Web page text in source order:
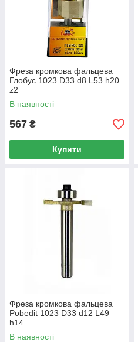
Фреза кромкова фальцева
Глобус 1023 D33 d8 L53 h20
z2
В наявності
567 ₴
Купити
Фреза кромкова фальцева
Pobedit 1023 D33 d12 L49
h14
В наявності